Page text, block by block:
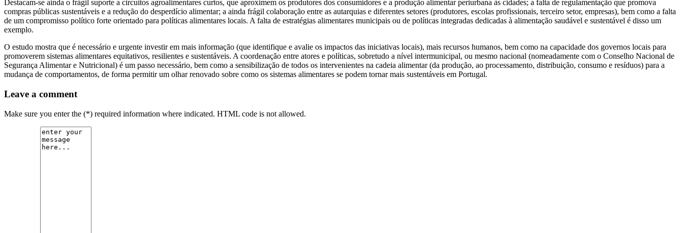
Destacam-se ainda o frágil suporte a circuitos agroalimentares curtos, que aproximem os produtores dos consumidores e a produção alimentar periurbana às cidades; a falta de regulamentação que promova
compras públicas sustentáveis e a redução do desperdício alimentar; a ainda frágil colaboração entre as autarquias e diferentes setores (produtores, escolas profissionais, terceiro setor, empresas), bem como a falta
de um compromisso político forte orientado para políticas alimentares locais. A falta de estratégias alimentares municipais ou de políticas integradas dedicadas à alimentação saudável e sustentável é disso um
exemplo.
O estudo mostra que é necessário e urgente investir em mais informação (que identifique e avalie os impactos das iniciativas locais), mais recursos humanos, bem como na capacidade dos governos locais para
promoverem sistemas alimentares equitativos, resilientes e sustentáveis. A coordenação entre atores e políticas, sobretudo a nível intermunicipal, ou mesmo nacional (nomeadamente com o Conselho Nacional de
Segurança Alimentar e Nutricional) é um passo necessário, bem como a sensibilização de todos os intervenientes na cadeia alimentar (da produção, ao processamento, distribuição, consumo e resíduos) para a
mudança de comportamentos, de forma permitir um olhar renovado sobre como os sistemas alimentares se podem tornar mais sustentáveis em Portugal.
Leave a comment
Make sure you enter the (*) required information where indicated. HTML code is not allowed.